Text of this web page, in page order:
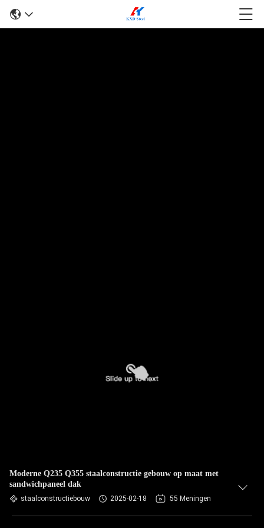
Moderne Q235 Q355 staalconstructie gebouw op maat met
sandwichpaneel dak
staalconstructiebouw 2025-02-18 55 Meningen